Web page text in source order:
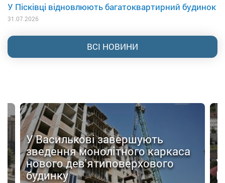
У Пісківці відновлюють багатоквартирний будинок
31.07.2026
ВСІ НОВИНИ
У Василькові завершують
зведення монолітного каркаса
нового дев'ятиповерхового
будинку